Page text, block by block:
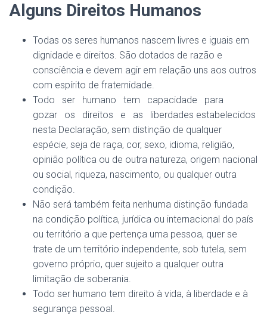
Alguns Direitos Humanos
Todas os seres humanos nascem livres e iguais em
dignidade e direitos. São dotados de razão e
consciência e devem agir em relação uns aos outros
com espírito de fraternidade.
Todo ser humano tem capacidade para
gozar os direitos e as liberdades estabelecidos
nesta Declaração, sem distinção de qualquer
espécie, seja de raça, cor, sexo, idioma, religião,
opinião política ou de outra natureza, origem nacional
ou social, riqueza, nascimento, ou qualquer outra
condição.
Não será também feita nenhuma distinção fundada
na condição política, jurídica ou internacional do país
ou território a que pertença uma pessoa, quer se
trate de um território independente, sob tutela, sem
governo próprio, quer sujeito a qualquer outra
limitação de soberania.
Todo ser humano tem direito à vida, à liberdade e à
segurança pessoal.